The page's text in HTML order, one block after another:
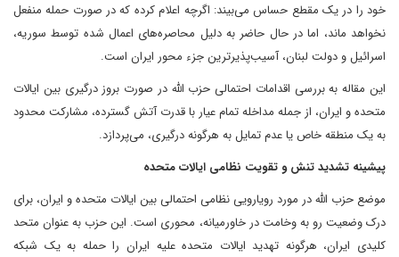
خود را در یک مقطع حساس می‌بیند: اگرچه اعلام کرده که در صورت حمله منفعل
نخواهد ماند، اما در حال حاضر به دلیل محاصره‌های اعمال شده توسط سوریه،
اسرائیل و دولت لبنان، آسیب‌پذیرترین جزء محور ایران است.
این مقاله به بررسی اقدامات احتمالی حزب الله در صورت بروز درگیری بین ایالات
متحده و ایران، از جمله مداخله تمام عیار با قدرت آتش گسترده، مشارکت محدود
به یک منطقه خاص یا عدم تمایل به هرگونه درگیری، می‌پردازد.
پیشینه تشدید تنش و تقویت نظامی ایالات متحده
موضع حزب الله در مورد رویارویی نظامی احتمالی بین ایالات متحده و ایران، برای
درک وضعیت رو به وخامت در خاورمیانه، محوری است. این حزب به عنوان متحد
کلیدی ایران، هرگونه تهدید ایالات متحده علیه ایران را حمله به یک شبکه